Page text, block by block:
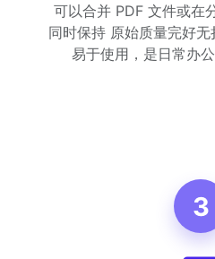
可以合并 PDF 文件或在
同时保持 原始质量完好
易于使用，是日常办
3